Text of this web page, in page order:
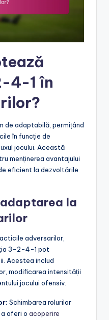
4-1 în
adaptabilă, permițând
în funcție de
jocului. Această
menținerea avantajului
eficient la dezvoltările
la
adversarilor,
3-2-4-1 pot
Acestea includ
modificarea intensității
jocului ofensiv.
Schimbarea rolurilor
oferi o acoperire